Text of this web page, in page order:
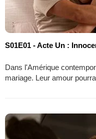
S01E01 - Acte Un :
Dans l'Amérique
mariage. Leur amour